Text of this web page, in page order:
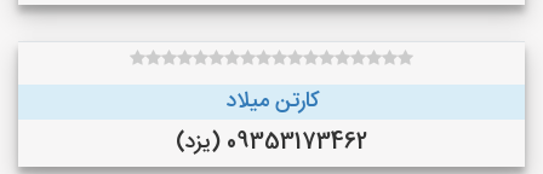
کارتن میلاد
09353173462 (یزد)